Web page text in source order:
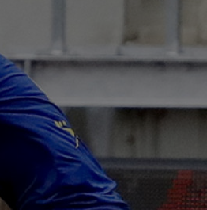
Farul - Csikszereda, LIVE VIDEO,
Digi Sport 1. Ciucanii au trei
Antrenor pentru CFR Cluj!
a fost pus "pe masă", urmează
EXCLUSIV
i-a spus-o direct lui Daniel Pancu
Coșmar pentru Alexi Pitu, după
Arad - Rapid! Cât ar putea lipsi